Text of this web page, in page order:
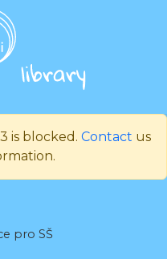
is blocked. Contact us
pro SŠ